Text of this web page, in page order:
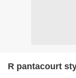
R pantacourt